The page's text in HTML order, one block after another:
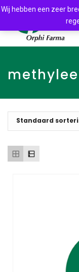
Wij hebben een zeer